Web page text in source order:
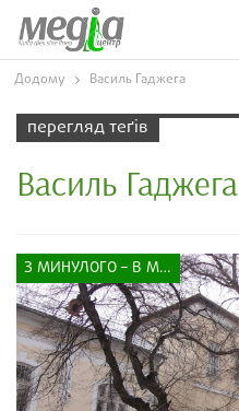
Додому Василь Гаджега
перегляд теґів
Василь Гаджега
З МИНУЛОГО – В МАЙБУТНЄ